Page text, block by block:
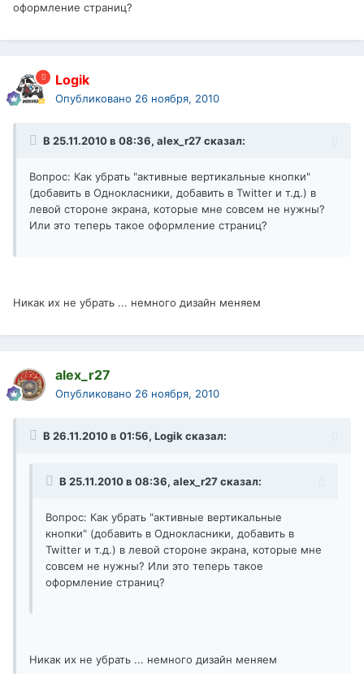
оформление страниц?
Logik
Опубликовано 26 ноября, 2010
В 25.11.2010 в 08:36, alex_r27 сказал:
Вопрос: Как убрать "активные вертикальные кнопки"
(добавить в Однокласники, добавить в Twitter и т.д.) в
левой стороне экрана, которые мне совсем не нужны?
Или это теперь такое оформление страниц?
Никак их не убрать ... немного дизайн меняем
alex_r27
Опубликовано 26 ноября, 2010
В 26.11.2010 в 01:56, Logik сказал:
В 25.11.2010 в 08:36, alex_r27 сказал:
Вопрос: Как убрать "активные вертикальные
кнопки" (добавить в Однокласники, добавить в
Twitter и т.д.) в левой стороне экрана, которые мне
совсем не нужны? Или это теперь такое
оформление страниц?
Никак их не убрать ... немного дизайн меняем